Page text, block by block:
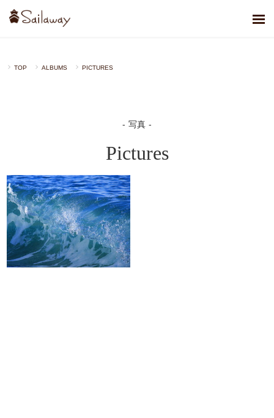
TOP ALBUMS PICTURES
写真
Pictures